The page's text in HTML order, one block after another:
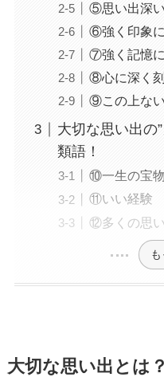
⑤思い出深い
⑥強く印象
⑦強く記憶
⑧心に深く
⑨この上な
大切な思い出の
類語！
⑩一生の宝物
⑪いい経験
⑫多くの思
大切な思い出とは